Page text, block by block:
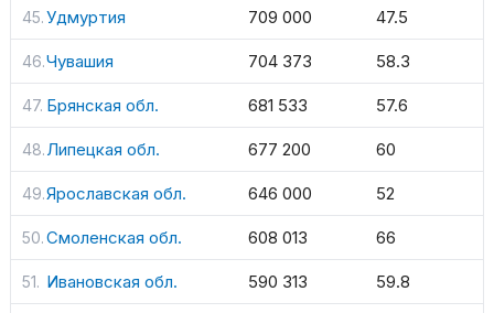
Удмуртия 709 000 47.5
Чувашия 704 373 58.3
Брянская обл. 681 533 57.6
Липецкая обл. 677 200 60
Ярославская обл. 646 000 52
Смоленская обл. 608 013 66
Ивановская обл. 590 313 59.8